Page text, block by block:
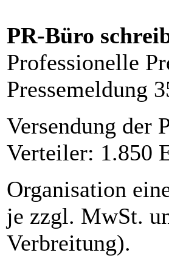
PR-Büro
Professionelle
Pressemeldung
Versendung der
Verteiler: 1.850
Organisation
je zzgl. MwSt.
Verbreitung).